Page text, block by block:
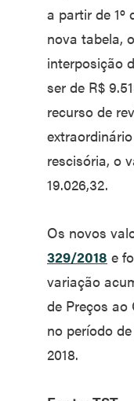
a partir de 1º
nova tabela,
interposição
ser de R$
recurso de
rescisória, o
19.026,32.
Os novos
329/2018 e
variação
de Preços ao
no período
2018.